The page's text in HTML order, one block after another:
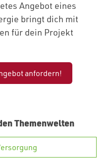
Angebot eines
bringt dich mit
für dein Projekt
anfordern!
Themenwelten